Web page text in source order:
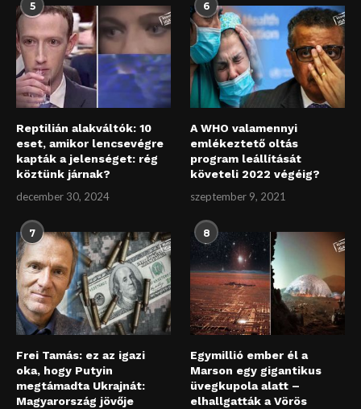
5
Reptilián alakváltók: 10
eset, amikor lencsevégre
kapták a jelenséget: rég
köztünk járnak?
december 30, 2024
6
A WHO valamennyi
emlékeztető oltás
program leállítását
követeli 2022 végéig?
szeptember 9, 2021
7
Frei Tamás: ez az igazi
oka, hogy Putyin
megtámadta Ukrajnát:
Magyarország jövője
8
Egymillió ember él a
Marson egy gigantikus
üvegkupola alatt –
elhallgatták a Vörös